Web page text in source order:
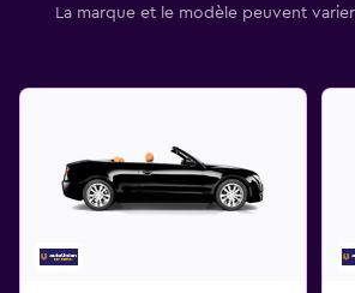
La marque et le modèle peuvent